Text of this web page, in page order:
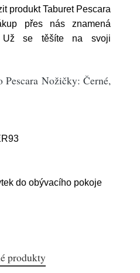
produkt Taburet Pescara
přes nás znamená
Už se těšíte na svoji
Nožičky: Černé,
do obývacího pokoje
produkty